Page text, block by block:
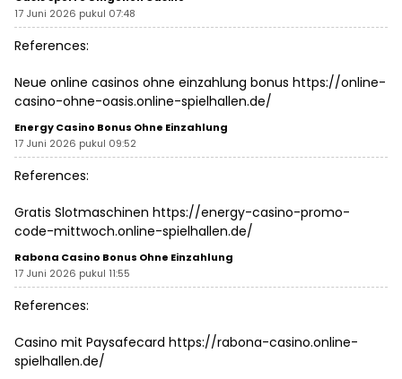
17 Juni 2026 pukul 07:48
References:
Neue online casinos ohne einzahlung bonus https://online-
casino-ohne-oasis.online-spielhallen.de/
Energy Casino Bonus Ohne Einzahlung
17 Juni 2026 pukul 09:52
References:
Gratis Slotmaschinen https://energy-casino-promo-
code-mittwoch.online-spielhallen.de/
Rabona Casino Bonus Ohne Einzahlung
17 Juni 2026 pukul 11:55
References:
Casino mit Paysafecard https://rabona-casino.online-
spielhallen.de/